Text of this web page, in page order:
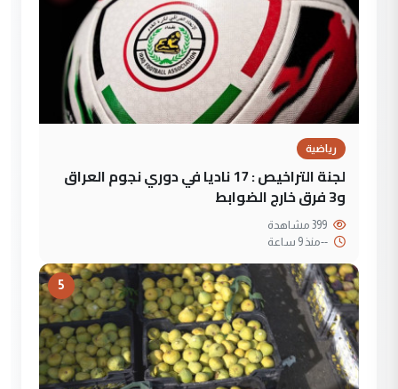
رياضية
لجنة التراخيص : 17 ناديا في دوري نجوم العراق
و3 فرق خارج الضوابط
--منذ 9 ساعة
5